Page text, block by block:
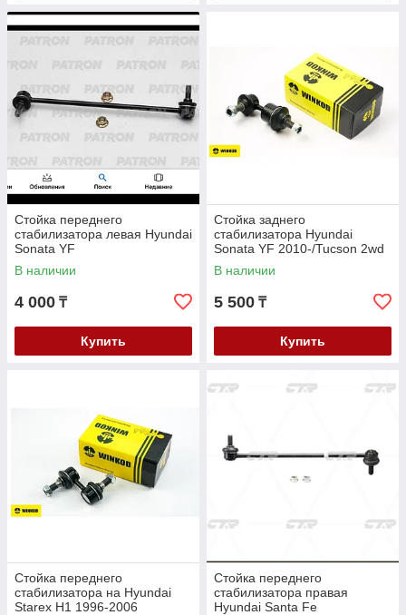
Стойка переднего
стабилизатора левая Hyundai
Sonata YF
В наличии
4 000 ₸
Купить
Стойка заднего
стабилизатора Hyundai
Sonata YF 2010-/Tucson 2wd
2009-/Kia Sportage 2009-
В наличии
5 500 ₸
Купить
Стойка переднего
стабилизатора на Hyundai
Starex H1 1996-2006
Стойка переднего
стабилизатора правая
Hyundai Santa Fe